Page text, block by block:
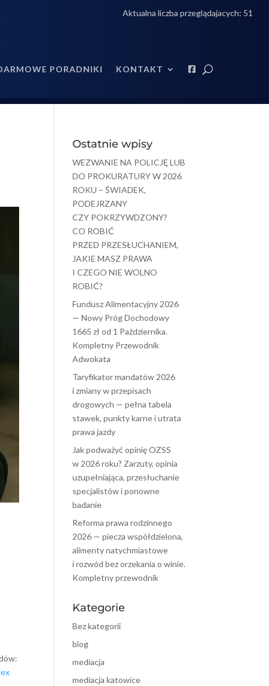
Aktualna liczba przeglądajacych: 51
PORADNIKI KONTAKT
Ostatnie wpisy
WEZWANIE NA POLICJĘ LUB
DO PROKURATURY W 2026
ROKU – ŚWIADEK,
PODEJRZANY
CZY POKRZYWDZONY?
CO ROBIĆ
PRZED PRZESŁUCHANIEM,
JAKIE MASZ PRAWA
I CZEGO NIE WOLNO
ROBIĆ?
Fundusz Alimentacyjny 2026
— Nowy Próg Dochodowy
1665 zł od 1 Października.
Kompletny Przewodnik
Adwokata
Taryfikator mandatów 2026
i zmiany w przepisach
drogowych — pełna tabela
stawek, punkty karne i utrata
prawa jazdy
Jak podważyć opinię OZSS
w 2026 roku? Zarzuty, opinia
uzupełniająca, przesłuchanie
specjalistów i ponowne
badanie
Reforma prawa rodzinnego
2026 — piecza współdzielona,
alimenty natychmiastowe
i rozwód bez orzekania o winie.
Kompletny przewodnik
Kategorie
Bez kategorii
blog
mediacja
mediacja katowice